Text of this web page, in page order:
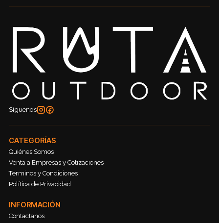
Síguenos
CATEGORÍAS
Quiénes Somos
Venta a Empresas y Cotizaciones
Terminos y Condiciones
Política de Privacidad
INFORMACIÓN
Contactanos